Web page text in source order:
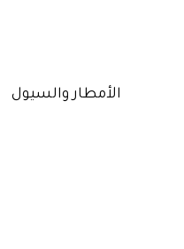
الأمطار والسيول